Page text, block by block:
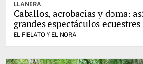
LLANERA
Caballos, acrobacias y doma:
grandes espectáculos
EL FIELATO Y EL NORA